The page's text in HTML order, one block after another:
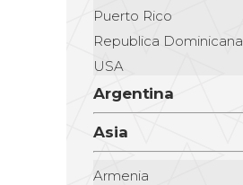
Puerto Rico
Republica Dominicana
USA
Argentina
Asia
Armenia